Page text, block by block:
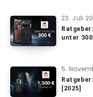
23. Juli
unter
5.
[2025]